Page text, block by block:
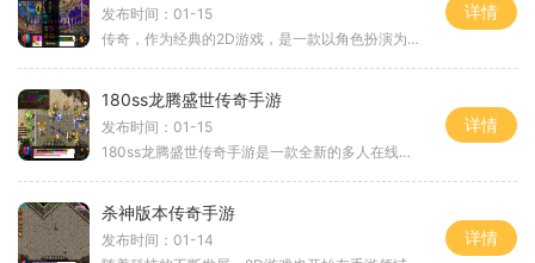
发布时间：01-15
传奇，作为经典的2D游戏，是一款以角色扮演为主题的万人在线游戏。在这个虚拟的游戏世界中，玩家可以扮演各种职业的角色，与其他玩家互动，并且通过装备强化NPC、行会聊天、刷经
详情
180ss龙腾盛世传奇手游
发布时间：01-15
180ss龙腾盛世传奇手游是一款全新的多人在线角色扮演游戏，给玩家带来了最真实、最刺激的游戏体验。游戏中世界观庞大，画面精美，玩家可以选择各种职业，与其他玩家一起探索广阔
详情
杀神版本传奇手游
发布时间：01-14
详情